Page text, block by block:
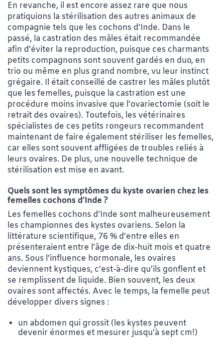
En revanche, il est encore assez rare que nous
pratiquions la stérilisation des autres animaux de
compagnie tels que les cochons d’Inde. Dans le
passé, la castration des mâles était recommandée
afin d’éviter la reproduction, puisque ces charmants
petits compagnons sont souvent gardés en duo, en
trio ou même en plus grand nombre, vu leur instinct
grégaire. Il était conseillé de castrer les mâles plutôt
que les femelles, puisque la castration est une
procédure moins invasive que l’ovariectomie (soit le
retrait des ovaires). Toutefois, les vétérinaires
spécialistes de ces petits rongeurs recommandent
maintenant de faire également stériliser les femelles,
car elles sont souvent affligées de troubles reliés à
leurs ovaires. De plus, une nouvelle technique de
stérilisation est mise en avant.
Quels sont les symptômes du kyste ovarien chez les
femelles cochons d’Inde?
Les femelles cochons d’Inde sont malheureusement
les championnes des kystes ovariens. Selon la
littérature scientifique, 76 % d’entre elles en
présenteraient entre l’âge de dix-huit mois et quatre
ans. Sous l’influence hormonale, les ovaires
deviennent kystiques, c’est-à-dire qu’ils gonflent et
se remplissent de liquide. Bien souvent, les deux
ovaires sont affectés. Avec le temps, la femelle peut
développer divers signes :
un abdomen qui grossit (les kystes peuvent
devenir énormes et mesurer jusqu’à sept cm!)